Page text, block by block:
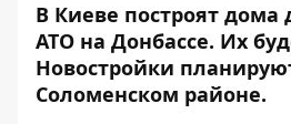
В Киеве построят дома
АТО на Донбассе. Их
Новостройки
Соломенском районе.